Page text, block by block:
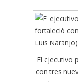
El ejecutivo
con tres